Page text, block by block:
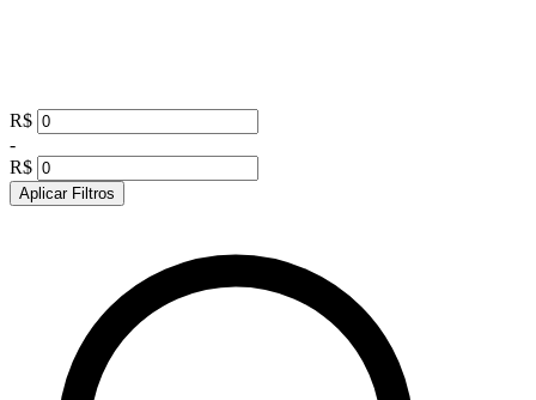
R$
-
R$
Aplicar Filtros